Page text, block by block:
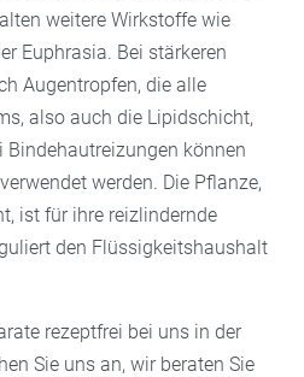
weitere Wirkstoffe wie
Euphrasia. Bei stärkeren
Augentropfen, die alle
also auch die Lipidschicht,
Bindehautreizungen können
werden. Die Pflanze,
ist für ihre reizlindernde
den Flüssigkeitshaushalt
rezeptfrei bei uns in der
Sie uns an, wir beraten Sie